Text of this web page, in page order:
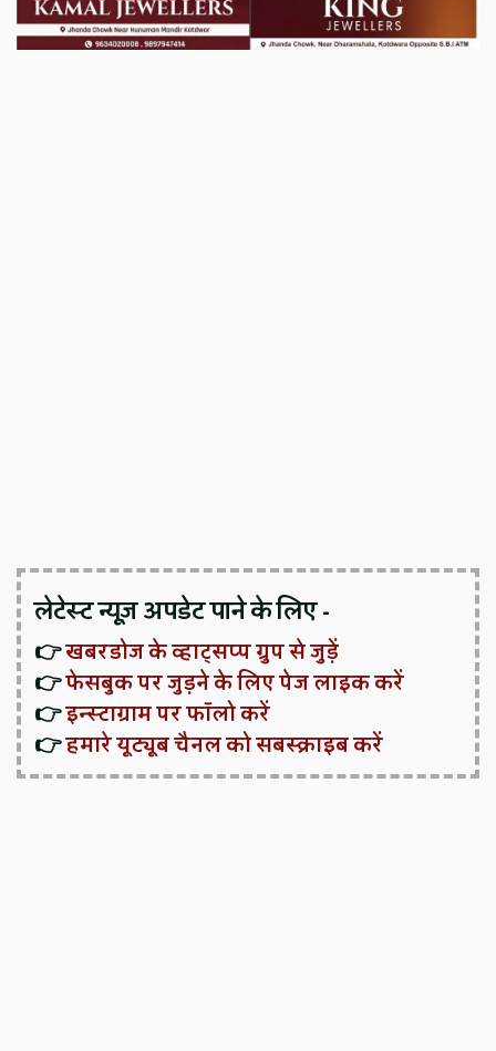
लेटेस्ट न्यूज़ अपडेट पाने के लिए -
👉खबरडोज के व्हाट्सप्प ग्रुप से जुड़ें
👉फेसबुक पर जुड़ने के लिए पेज लाइक करें
👉इन्स्टाग्राम पर फॉलो करें
👉हमारे यूट्यूब चैनल को सबस्क्राइब करें